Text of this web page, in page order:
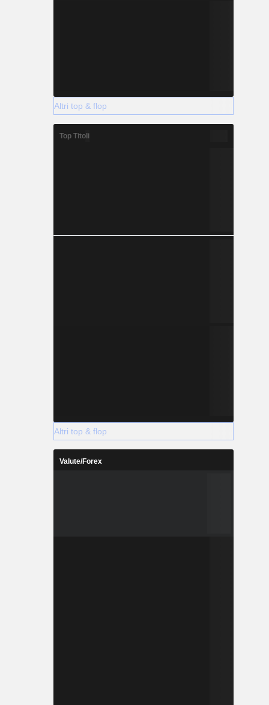
Altri top & flop
Top Titoli
Altri top & flop
Valute/Forex